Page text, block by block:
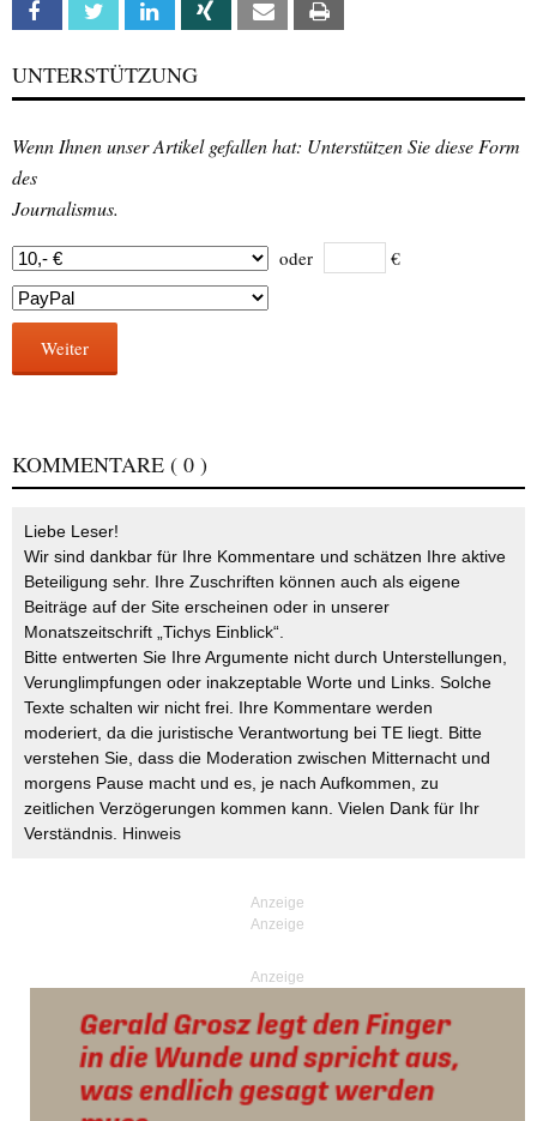
Facebook Twitter Linkedin Xing Email
UNTERSTÜTZUNG
Wenn Ihnen unser Artikel gefallen hat: Unterstützen Sie diese Form
des
Journalismus.
oder €
Weiter
KOMMENTARE ( 0 )
Liebe Leser!
Wir sind dankbar für Ihre Kommentare und schätzen Ihre aktive
Beteiligung sehr. Ihre Zuschriften können auch als eigene
Beiträge auf der Site erscheinen oder in unserer
Monatszeitschrift „Tichys Einblick“.
Bitte entwerten Sie Ihre Argumente nicht durch Unterstellungen,
Verunglimpfungen oder inakzeptable Worte und Links. Solche
Texte schalten wir nicht frei. Ihre Kommentare werden
moderiert, da die juristische Verantwortung bei TE liegt. Bitte
verstehen Sie, dass die Moderation zwischen Mitternacht und
morgens Pause macht und es, je nach Aufkommen, zu
zeitlichen Verzögerungen kommen kann. Vielen Dank für Ihr
Verständnis. Hinweis
Anzeige